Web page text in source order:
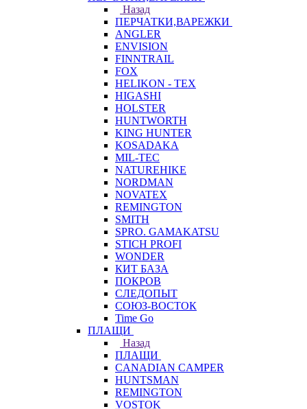
Назад
ПЕРЧАТКИ,ВАРЕЖКИ
ANGLER
ENVISION
FINNTRAIL
FOX
HELIKON - TEX
HIGASHI
HOLSTER
HUNTWORTH
KING HUNTER
KOSADAKA
MIL-TEC
NATUREHIKE
NORDMAN
NOVATEX
REMINGTON
SMITH
SPRO. GAMAKATSU
STICH PROFI
WONDER
КИТ БАЗА
ПОКРОВ
СЛЕДОПЫТ
СОЮЗ-ВОСТОК
Time Go
ПЛАЩИ
Назад
ПЛАЩИ
CANADIAN CAMPER
HUNTSMAN
REMINGTON
VOSTOK